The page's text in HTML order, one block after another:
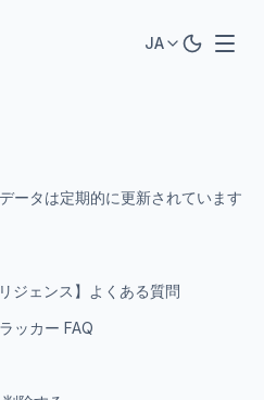
JA
ータは定期的に更新されています
ジェンス】よくある質問
ッカー FAQ